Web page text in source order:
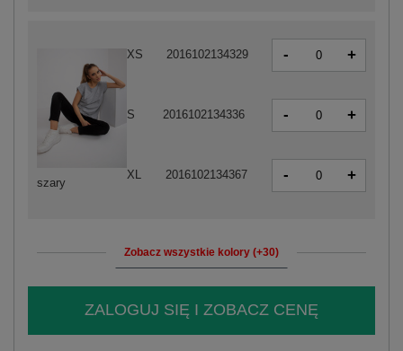
szary
XS 2016102134329 - +
S 2016102134336 - +
XL 2016102134367 - +
Zobacz wszystkie kolory (+30)
ZALOGUJ SIĘ I ZOBACZ CENĘ